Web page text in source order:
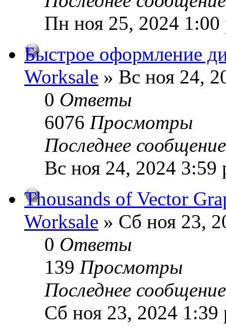
Пн ноя 25, 2024 1:00
Быстрое оформление
Worksale » Вс ноя 24,
0 Ответы
6076 Просмотры
Последнее
Вс ноя 24, 2024 3:59
Thousands of Vector
Worksale » Сб ноя 23,
0 Ответы
139 Просмотры
Последнее
Сб ноя 23, 2024 1:39